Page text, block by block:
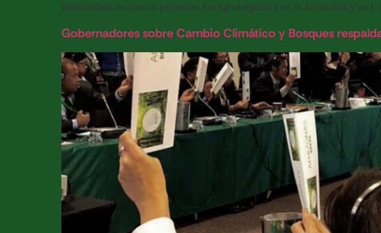
posibilidad de que se prioricen los agronegocios en la Amazonía y se […]
Gobernadores sobre Cambio Climático y Bosques